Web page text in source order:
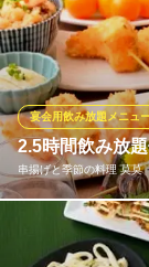
グラスワイン10
500円～でも同じ
し、赤白ともに飲
す。牛タンを中心
子会や宴会、ワイ
富。
イタリアン
イタリアンお
ＪＲ根岸線関
神奈川県横浜市中
2.5時間飲み放
串揚げと季節の料理 莫莫
宴会用飲み放題メニュ
【宴会/歓送迎会/
布、天使の海老